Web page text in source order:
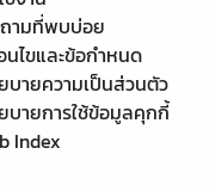
ามที่พบบ่อย
นไขและข้อกำหนด
บายความเป็นส่วนตัว
บายการใช้ข้อมูลคุกกี้
Index